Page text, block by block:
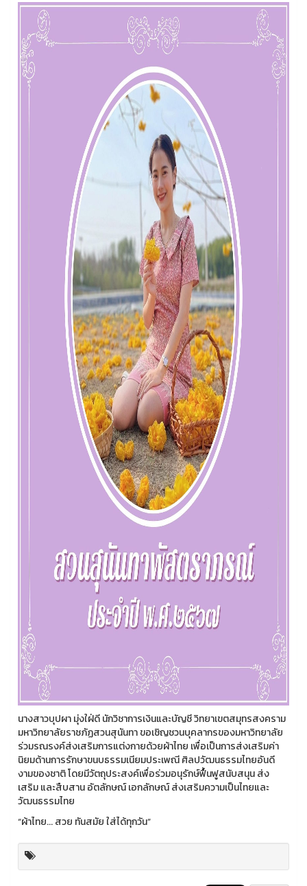
นางสาวบุปผา มุ่งใฝ่ดี นักวิชาการเงินและบัญชี วิทยาเขตสมุทรสงคราม
มหาวิทยาลัยราชภัฏสวนสุนันทา ขอเชิญชวนบุคลากรของมหาวิทยาลัย
ร่วมรณรงค์ส่งเสริมการแต่งกายด้วยผ้าไทย เพื่อเป็นการส่งเสริมค่า
นิยมด้านการรักษาขนบธรรมเนียมประเพณี ศิลปวัฒนธรรมไทยอันดี
งามของชาติ โดยมีวัตถุประสงค์เพื่อร่วมอนุรักษ์ฟื้นฟูสนับสนุน ส่ง
เสริม และสืบสาน อัตลักษณ์ เอกลักษณ์ ส่งเสริมความเป็นไทยและ
วัฒนธรรมไทย
“ผ้าไทย... สวย ทันสมัย ใส่ได้ทุกวัน”